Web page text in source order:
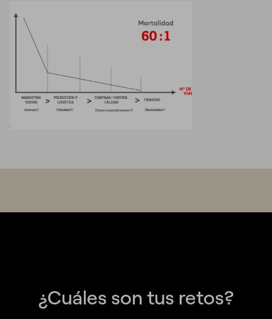
¿Cuáles son tus retos?